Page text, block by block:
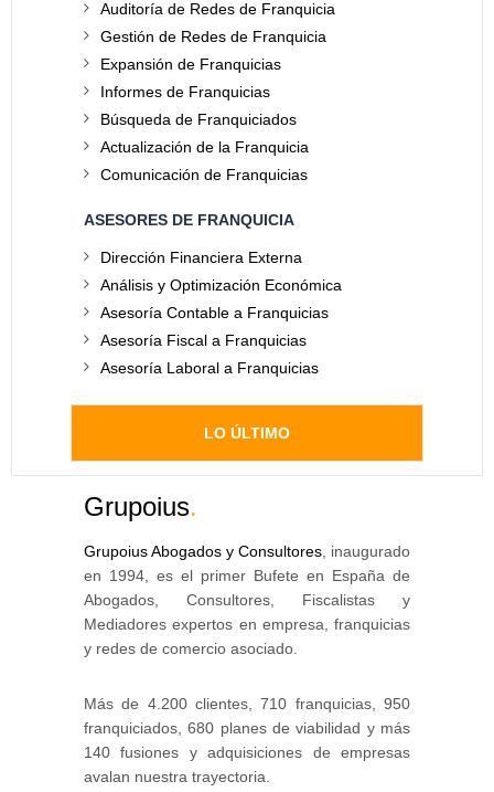
Auditoría de Redes de Franquicia
Gestión de Redes de Franquicia
Expansión de Franquicias
Informes de Franquicias
Búsqueda de Franquiciados
Actualización de la Franquicia
Comunicación de Franquicias
ASESORES DE FRANQUICIA
Dirección Financiera Externa
Análisis y Optimización Económica
Asesoría Contable a Franquicias
Asesoría Fiscal a Franquicias
Asesoría Laboral a Franquicias
LO ÚLTIMO
Grupoius.
Grupoius Abogados y Consultores , inaugurado
en 1994, es el primer Bufete en España de
Abogados, Consultores, Fiscalistas y
Mediadores expertos en empresa, franquicias
y redes de comercio asociado.
Más de 4.200 clientes, 710 franquicias, 950
franquiciados, 680 planes de viabilidad y más
140 fusiones y adquisiciones de empresas
avalan nuestra trayectoria.